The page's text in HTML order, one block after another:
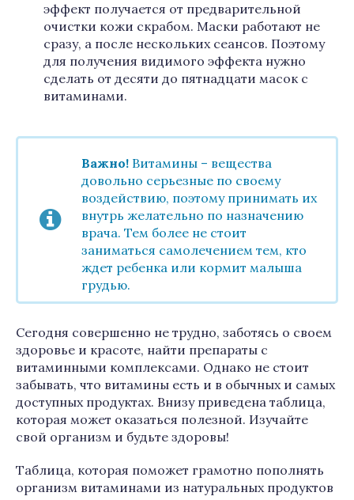
эффект получается от предварительной
очистки кожи скрабом. Маски работают не
сразу, а после нескольких сеансов. Поэтому
для получения видимого эффекта нужно
сделать от десяти до пятнадцати масок с
витаминами.
Важно! Витамины – вещества
довольно серьезные по своему
воздействию, поэтому принимать их
внутрь желательно по назначению
врача. Тем более не стоит
заниматься самолечением тем, кто
ждет ребенка или кормит малыша
грудью.
Сегодня совершенно не трудно, заботясь о своем
здоровье и красоте, найти препараты с
витаминными комплексами. Однако не стоит
забывать, что витамины есть и в обычных и самых
доступных продуктах. Внизу приведена таблица,
которая может оказаться полезной. Изучайте
свой организм и будьте здоровы!
Таблица, которая поможет грамотно пополнять
организм витаминами из натуральных продуктов